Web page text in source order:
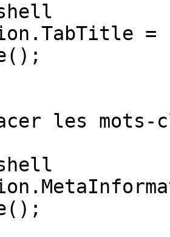
=
les mots-